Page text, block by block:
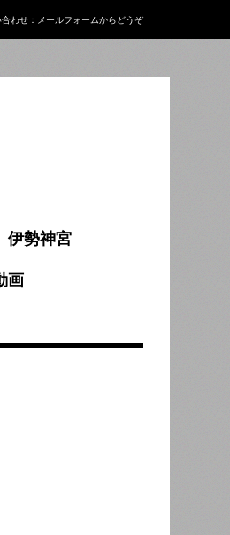
わせ： メールフォームからどうぞ
伊勢神宮
画